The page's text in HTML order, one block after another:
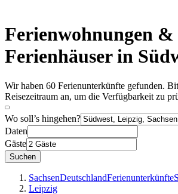
Ferienwohnungen &
Ferienhäuser in
Wir haben 60 Ferienunterkünfte gefunden.
Reisezeitraum an, um die Verfügbarkeit zu
Wo soll’s hingehen?
Daten
Gäste
Suchen
SachsenDeutschlandFerienunterkünfte
Leipzig